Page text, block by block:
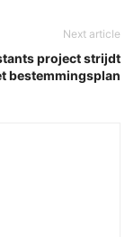
Next article
project strijdt
bestemmingsplan